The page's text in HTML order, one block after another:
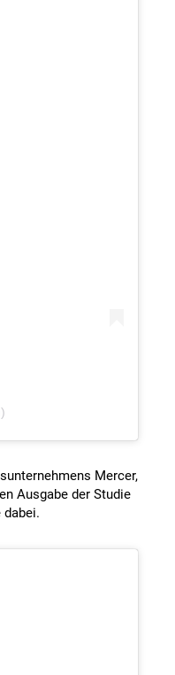
Mercer,
Ausgabe der Studie